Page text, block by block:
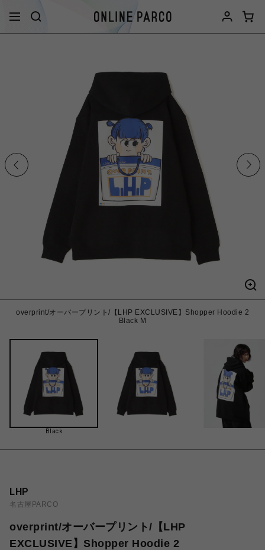
overprint/オーバープリント/【LHP EXCLUSIVE】Shopper Hoodie 2
Black M
Black
LHP
名古屋PARCO
overprint/オーバープリント/【LHP
EXCLUSIVE】Shopper Hoodie 2